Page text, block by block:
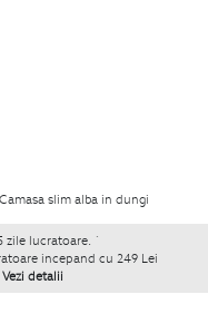
Camasa slim alba in dungi
zile lucratoare. `
incepand cu 249 Lei
Vezi detalii